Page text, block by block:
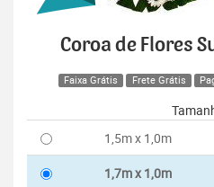
Coroa de Flores
Faixa Grátis Frete Grátis
1,5m x 1,0m
1,7m x 1,0m